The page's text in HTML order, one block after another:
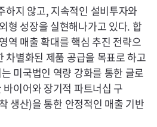
하지 않고, 지속적인 설비투자와
형 성장을 실현해나가고 있다. 합
역 매출 확대를 핵심 추진 전략으
차별화된 제품 공급을 목표로 하고
미국법인 역량 강화를 통한 글로
이어와 장기적 파트너십 구
생산)을 통한 안정적인 매출 기반